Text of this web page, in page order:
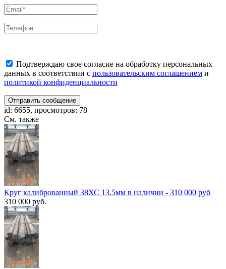
Подтверждаю свое согласие на обработку персональных
данных в соответствии с пользовательским соглашением и
политикой конфиденциальности
Отправить сообщение
id: 6655, просмотров: 78
См. также
Круг калиброванный 38ХС 13.5мм в наличии - 310 000 руб
310 000 руб.